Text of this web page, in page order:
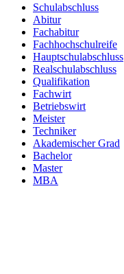
Schulabschluss
Abitur
Fachabitur
Fachhochschulreife
Hauptschulabschluss
Realschulabschluss
Qualifikation
Fachwirt
Betriebswirt
Meister
Techniker
Akademischer Grad
Bachelor
Master
MBA